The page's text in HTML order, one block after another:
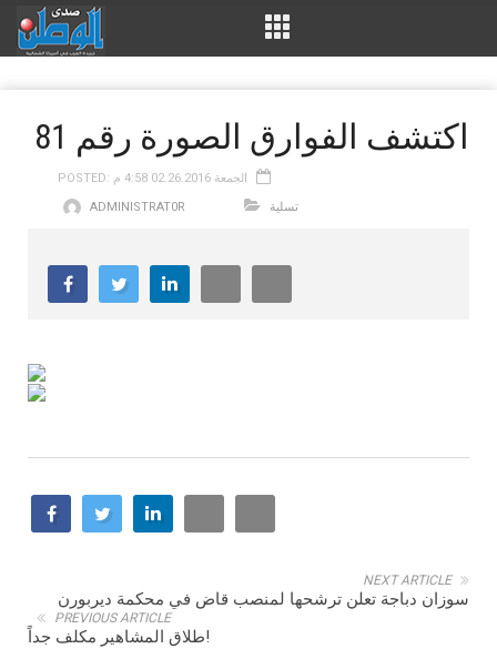
اكتشف الفوارق الصورة رقم 81
POSTED: الجمعة 02.26.2016 4:58 م
ADMINISTRAT0R
تسلية
NEXT ARTICLE
سوزان دباجة تعلن ترشحها لمنصب قاض في محكمة ديربورن
PREVIOUS ARTICLE
طلاق المشاهير مكلف جداً!